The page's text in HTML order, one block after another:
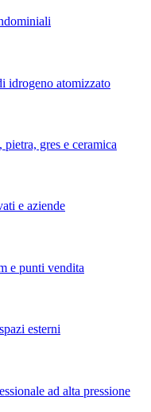
idrogeno atomizzato
gres e ceramica
e aziende
e punti vendita
esterni
ad alta pressione